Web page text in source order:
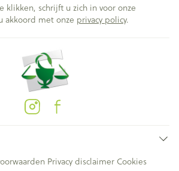
klikken, schrijft u zich in voor onze
akkoord met onze privacy policy.
Privacy disclaimer Cookies